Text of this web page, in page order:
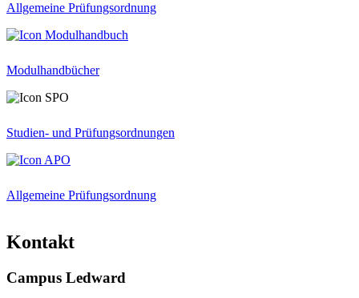
Allgemeine Prüfungsordnung
Modulhandbücher
Studien- und Prüfungsordnungen
Allgemeine Prüfungsordnung
Kontakt
Campus Ledward